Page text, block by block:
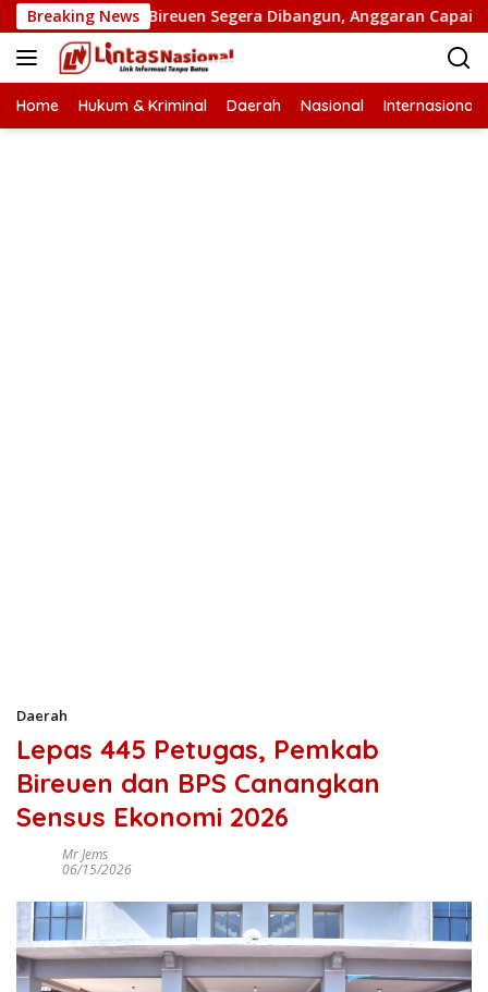
Langsung
ke
konten
Breaking News
di Bireuen Segera Dibangun, Anggaran Capai 500 M
Home Hukum & Kriminal Daerah Nasional Internasional
Daerah
Lepas 445 Petugas, Pemkab
Bireuen dan BPS Canangkan
Sensus Ekonomi 2026
Mr Jems
06/15/2026